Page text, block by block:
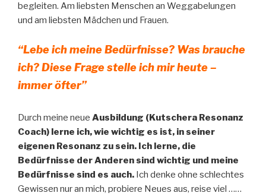
begleiten. Am liebsten Menschen an Weggabelungen
und am liebsten Mädchen und Frauen.
“Lebe ich meine Bedürfnisse? Was brauche
ich? Diese Frage stelle ich mir heute –
immer öfter”
Durch meine neue Ausbildung (Kutschera Resonanz
Coach) lerne ich, wie wichtig es ist, in seiner
eigenen Resonanz zu sein. Ich lerne, die
Bedürfnisse der Anderen sind wichtig und meine
Bedürfnisse sind es auch. Ich denke ohne schlechtes
Gewissen nur an mich, probiere Neues aus, reise viel ……